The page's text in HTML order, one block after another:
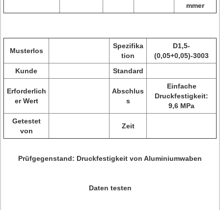
mmer
Musterlos
Spezifika
tion
D1,5-
(0,05+0,05)-3003
Kunde
Standard
Erforderlich
er Wert
Abschlus
s
Einfache
Druckfestigkeit:
9,6 MPa
Getestet
von
Zeit
Prüfgegenstand: Druckfestigkeit von Aluminiumwaben
Daten testen